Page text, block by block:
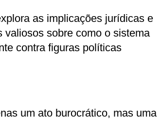
as implicações jurídicas e
sobre como o sistema
contra figuras políticas
um ato burocrático, mas uma